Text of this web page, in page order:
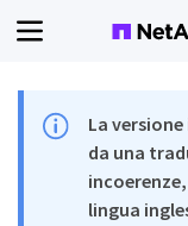
La
da una
lingua